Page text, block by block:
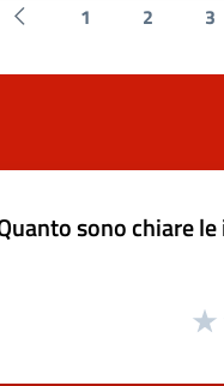
Pagina precedente
1 2 3
sono chiare